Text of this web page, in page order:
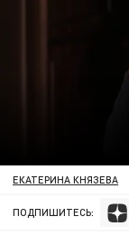
ЕКАТЕРИНА КНЯЗЕВА
ПОДПИШИТЕСЬ: